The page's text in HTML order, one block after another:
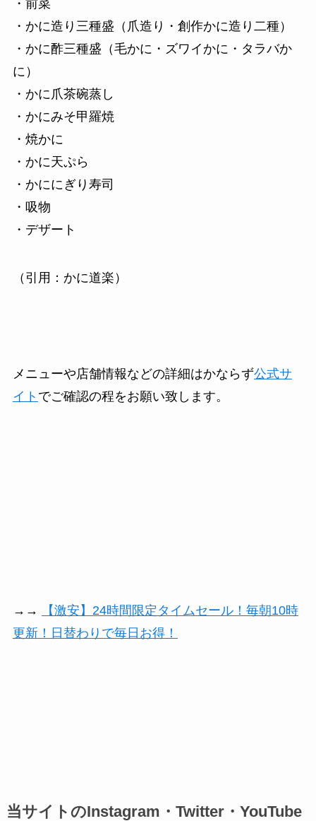
・前菜
・かに造り三種盛（爪造り・創作かに造り二種）
・かに酢三種盛（毛かに・ズワイかに・タラバか
に）
・かに爪茶碗蒸し
・かにみそ甲羅焼
・焼かに
・かに天ぷら
・かににぎり寿司
・吸物
・デザート
（引用：かに道楽）
メニューや店舗情報などの詳細はかならず公式サ
イト でご確認の程をお願い致します。
→→
【激安】24時間限定タイムセール！毎朝10時
更新！日替わりで毎日お得！
当サイトのInstagram・Twitter・YouTube